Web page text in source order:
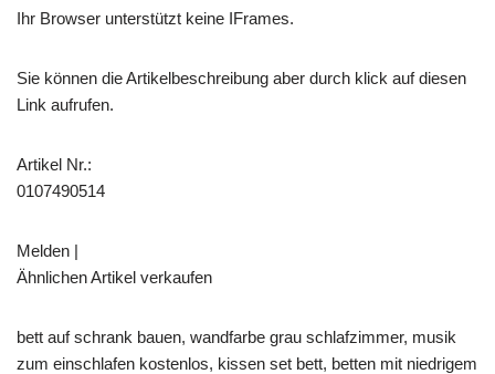
Ihr Browser unterstützt keine IFrames.
Sie können die Artikelbeschreibung aber durch klick auf diesen
Link aufrufen.
Artikel Nr.:
0107490514
Melden |
Ähnlichen Artikel verkaufen
bett auf schrank bauen, wandfarbe grau schlafzimmer, musik
zum einschlafen kostenlos, kissen set bett, betten mit niedrigem